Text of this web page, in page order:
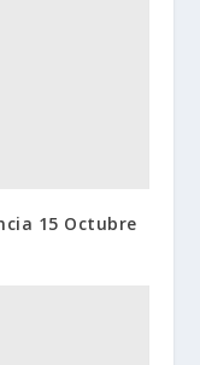
15 Octubre